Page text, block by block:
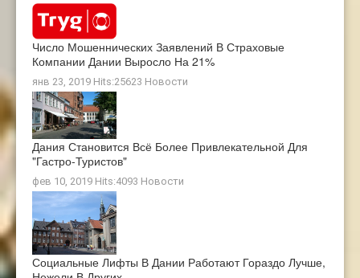
Число Мошеннических Заявлений В Страховые
Компании Дании Выросло На 21%
янв 23, 2019 Hits:25623 Новости
Дания Становится Всё Более Привлекательной Для
"гастро-Туристов"
фев 10, 2019 Hits:4093 Новости
Социальные Лифты В Дании Работают Гораздо Лучше,